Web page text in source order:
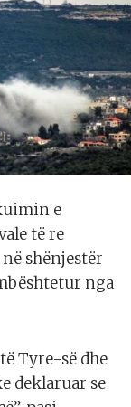
e
të re
shënjestër
nga
Tyre-së dhe
deklaruar se